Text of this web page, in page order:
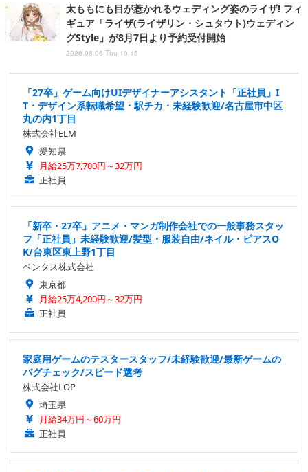
太ももにも目が惹かれるウェディング姿のライザ! フィ
ギュア「ライザ(ライザリン・シュタウト)ウェディン
グStyle」が8月7日より予約受付開始
2026.08.06 Thu 10:15
「27卒」ゲーム向けUIデザイナーアシスタント「正社員」I
T・デザイン系転職希望・駅チカ・未経験歓迎/名古屋市中区
丸の内1丁目
株式会社ELM
愛知県
月給25万7,700円～32万円
正社員
「新卒・27卒」アニメ・マンガ制作会社での一般事務スタッ
フ「正社員」未経験歓迎/髪型・服装自由/ネイル・ピアスO
K/台東区東上野1丁目
ベンタス株式会社
東京都
月給25万4,200円～32万円
正社員
家庭用ゲームのテスタースタッフ/未経験歓迎/最新ゲームの
バグチェック/スピード選考
株式会社LOP
埼玉県
月給34万円～60万円
正社員